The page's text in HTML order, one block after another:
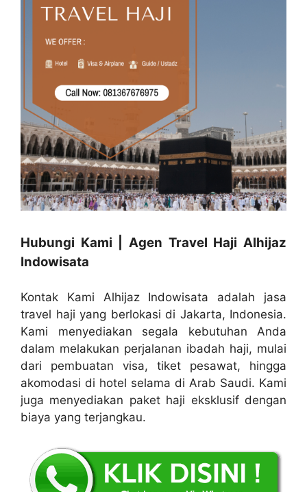
Hubungi Kami | Agen Travel Haji Alhijaz
Indowisata
Kontak Kami Alhijaz Indowisata adalah jasa
travel haji yang berlokasi di Jakarta, Indonesia.
Kami menyediakan segala kebutuhan Anda
dalam melakukan perjalanan ibadah haji, mulai
dari pembuatan visa, tiket pesawat, hingga
akomodasi di hotel selama di Arab Saudi. Kami
juga menyediakan paket haji eksklusif dengan
biaya yang terjangkau.